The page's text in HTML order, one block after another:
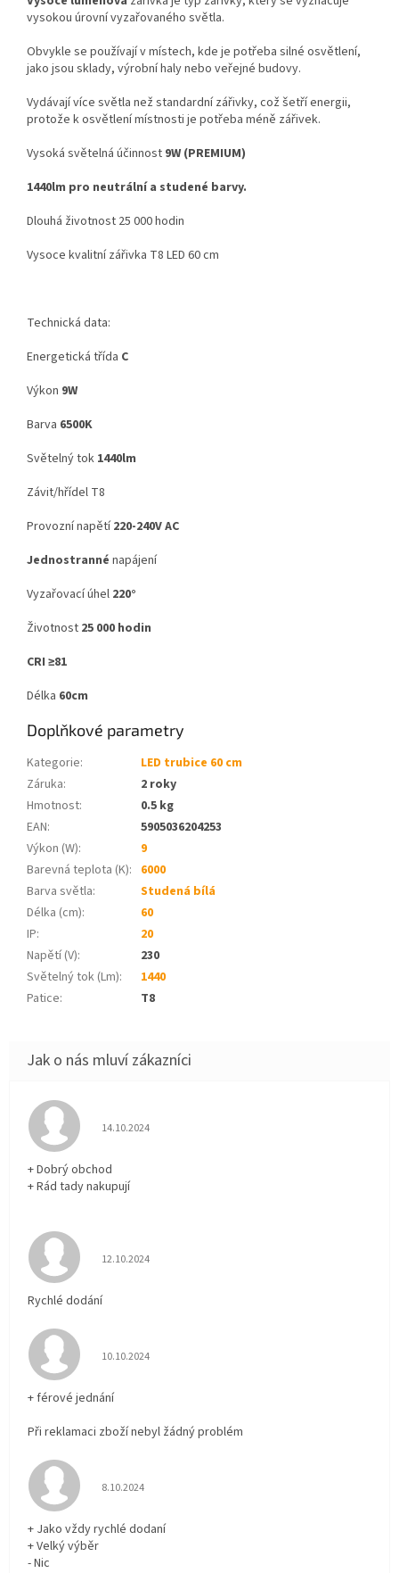
vysokou úrovní vyzařovaného světla.
Obvykle se používají v místech, kde je potřeba silné osvětlení,
jako jsou sklady, výrobní haly nebo veřejné budovy.
Vydávají více světla než standardní zářivky, což šetří energii,
protože k osvětlení místnosti je potřeba méně zářivek.
Vysoká světelná účinnost 9W (PREMIUM)
1440lm pro neutrální a studené barvy.
Dlouhá životnost 25 000 hodin
Vysoce kvalitní zářivka T8 LED 60 cm
Technická data:
Energetická třída C
Výkon 9W
Barva 6500K
Světelný tok 1440lm
Závit/hřídel T8
Provozní napětí220-240V AC
Jednostranné napájení
Vyzařovací úhel 220°
Životnost 25 000 hodin
CRI ≥81
Délka 60cm
Doplňkové parametry
Kategorie:
LED trubice 60 cm
Záruka:
2 roky
Hmotnost:
0.5 kg
EAN:
5905036204253
Výkon (W):
9
Barevná teplota (K): 6000
Barva světla:
Studená bílá
Délka (cm):
60
IP:
20
Napětí (V):
230
Světelný tok (Lm):
1440
Patice: T8
Hodnocení obchodu je 5 z 5 hvězdiček.
14.10.2024
+ Dobrý obchod
+ Rád tady nakupují
Hodnocení obchodu je 5 z 5 hvězdiček.
12.10.2024
Rychlé dodání
Hodnocení obchodu je 5 z 5 hvězdiček.
10.10.2024
+ férové jednání
Při reklamaci zboží nebyl žádný problém
Hodnocení obchodu je 5 z 5 hvězdiček.
8.10.2024
+ Jako vždy rychlé dodaní
+ Velký výběr
- Nic